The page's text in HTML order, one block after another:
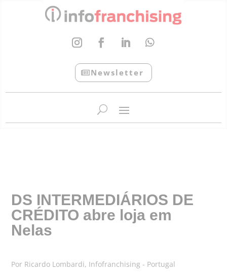
Newsletter
DS INTERMEDIÁRIOS DE
CRÉDITO abre loja em
Nelas
Por Ricardo Lombardi, Infofranchising - Portugal